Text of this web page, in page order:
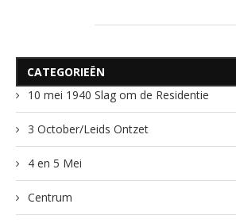
CATEGORIEËN
10 mei 1940 Slag om de Residentie
3 October/Leids Ontzet
4 en 5 Mei
Centrum